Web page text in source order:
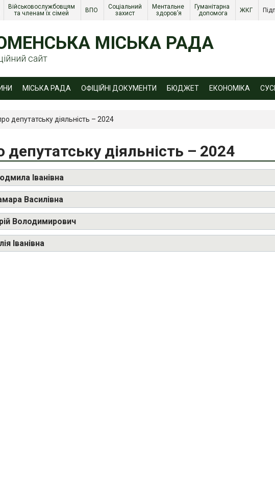
Військовослужбовцям
та членам їх сімей
ВПО
Соціальний
захист
Ментальне
здоров’я
Гуманітарна
допомога
ЖКГ
МІСЬКА РАДА
сайт
МІСЬКА РАДА ОФІЦІЙНІ ДОКУМЕНТИ БЮДЖЕТ ЕКОНОМІКА
депутатську діяльність – 2024
депутатську діяльність – 2024
Іванівна
Василівна
Володимирович
Іванівна